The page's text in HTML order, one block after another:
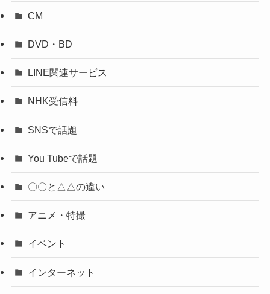
CM
DVD・BD
LINE関連サービス
NHK受信料
SNSで話題
You Tubeで話題
〇〇と△△の違い
アニメ・特撮
イベント
インターネット